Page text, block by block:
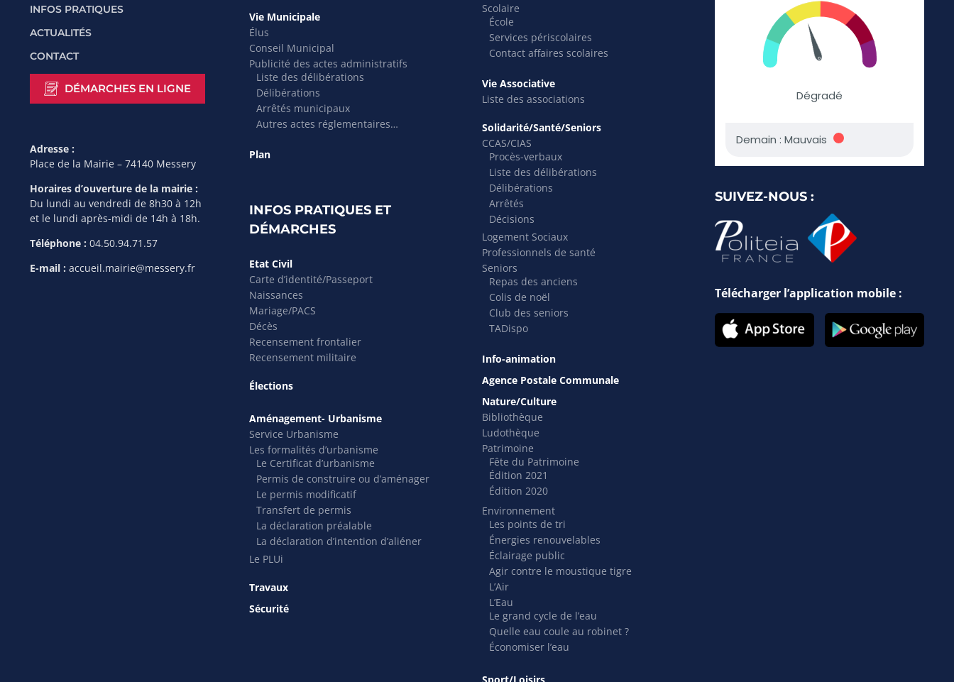
INFOS PRATIQUES
ACTUALITÉS
CONTACT
DÉMARCHES EN LIGNE
Adresse :
Place de la Mairie – 74140 Messery
Horaires d’ouverture de la mairie :
Du lundi au vendredi de 8h30 à 12h
et le lundi après-midi de 14h à 18h.
Téléphone : 04.50.94.71.57
E-mail : accueil.mairie@messery.fr
Vie Municipale
Élus
Conseil Municipal
Publicité des actes administratifs
Liste des délibérations
Délibérations
Arrêtés municipaux
Autres actes réglementaires…
Plan
INFOS PRATIQUES ET
DÉMARCHES
Etat Civil
Carte d’identité/Passeport
Naissances
Mariage/PACS
Décès
Recensement frontalier
Recensement militaire
Élections
Aménagement- Urbanisme
Service Urbanisme
Les formalités d’urbanisme
Le Certificat d’urbanisme
Permis de construire ou d’aménager
Le permis modificatif
Transfert de permis
La déclaration préalable
La déclaration d’intention d’aliéner
Le PLUi
Travaux
Sécurité
Scolaire
École
Services périscolaires
Contact affaires scolaires
Vie Associative
Liste des associations
Solidarité/Santé/Seniors
CCAS/CIAS
Procès-verbaux
Liste des délibérations
Délibérations
Arrêtés
Décisions
Logement Sociaux
Professionnels de santé
Seniors
Repas des anciens
Colis de noël
Club des seniors
TADispo
Info-animation
Agence Postale Communale
Nature/Culture
Bibliothèque
Ludothèque
Patrimoine
Fête du Patrimoine
Édition 2021
Édition 2020
Environnement
Les points de tri
Énergies renouvelables
Éclairage public
Agir contre le moustique tigre
L’Air
L’Eau
Le grand cycle de l’eau
Quelle eau coule au robinet ?
Économiser l’eau
SUIVEZ-NOUS :
Télécharger l’application mobile :